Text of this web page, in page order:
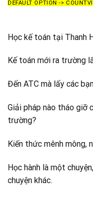
DEFAULT OPTION ->
Học kế toán tại Thanh
Kế toán mới ra trường
Đến ATC mà lấy các
Giải pháp nào tháo giỡ
trường?
Kiến thức mênh mông,
Học hành là một
chuyện khác.